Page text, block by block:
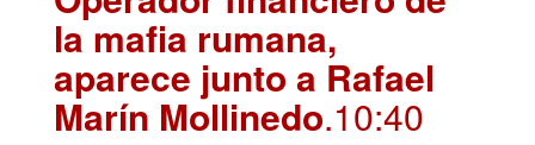
la mafia rumana,
aparece junto a Rafael
Marín Mollinedo.10:40